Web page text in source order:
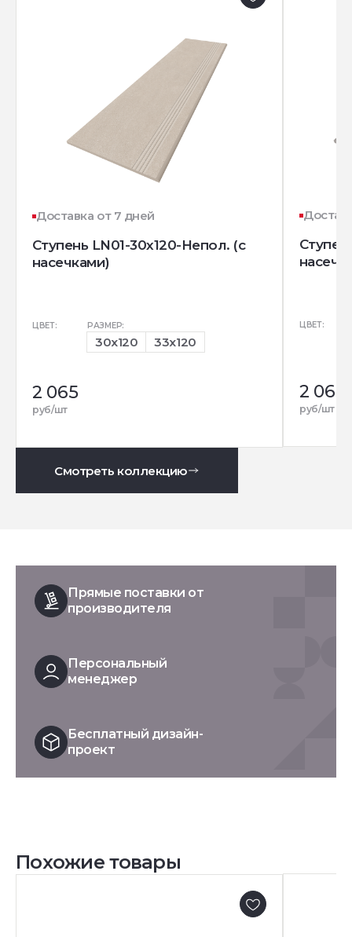
Доставка от 7 дней
Ступень LN01-30x120-Непол. (с
насечками)
ЦВЕТ: РАЗМЕР:
30x120 33x120
2 065
руб/шт
ЦВЕТ:
2 065
руб/шт
Смотреть коллекцию
Прямые поставки от
производителя
Персональный
менеджер
Бесплатный дизайн-
проект
Похожие товары